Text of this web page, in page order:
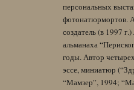
персональных
фотонатюрмортов.
создатель (в 1997
альманаха
годы. Автор
эссе, миниатюр
“Мамзер”, 1994;